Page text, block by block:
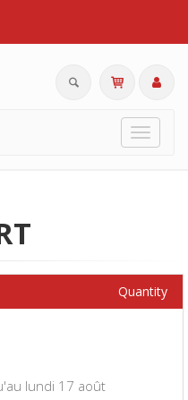
Toggle
lundi 17 août
Quantity